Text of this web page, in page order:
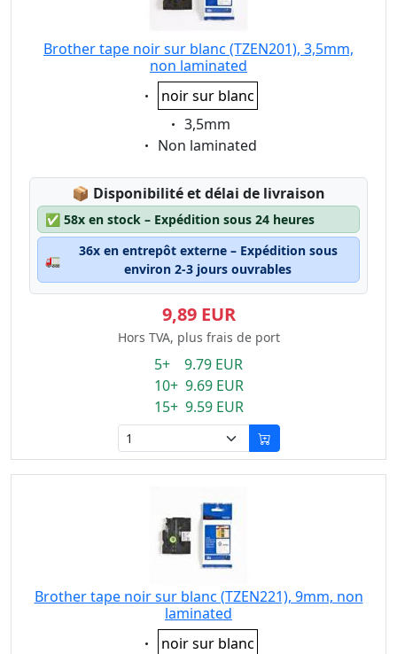
Brother tape noir sur blanc (TZEN201), 3,5mm,
non laminated
Eigenschaft:
noir sur blanc
Eigenschaft:
3,5mm
Eigenschaft:
Non laminated
📦 Lagerstatus:
Disponibilité et délai de livraison
✅ 58x en stock – Expédition sous 24 heures
🚛
36x en entrepôt externe – Expédition sous
environ 2-3 jours ouvrables
9,89 EUR
Hors TVA, plus frais de port
5+ 9.79 EUR
10+ 9.69 EUR
15+ 9.59 EUR
Brother tape noir sur blanc (TZEN221), 9mm, non
laminated
Eigenschaft:
noir sur blanc